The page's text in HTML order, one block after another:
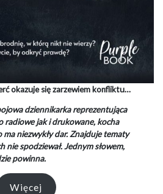
okazuje się zarzewiem konfliktu…
dziennikarka reprezentująca
radiowe jak i drukowane, kocha
ma niezwykły dar. Znajduje tematy
nie spodziewał. Jednym słowem,
powinna.
Więcej